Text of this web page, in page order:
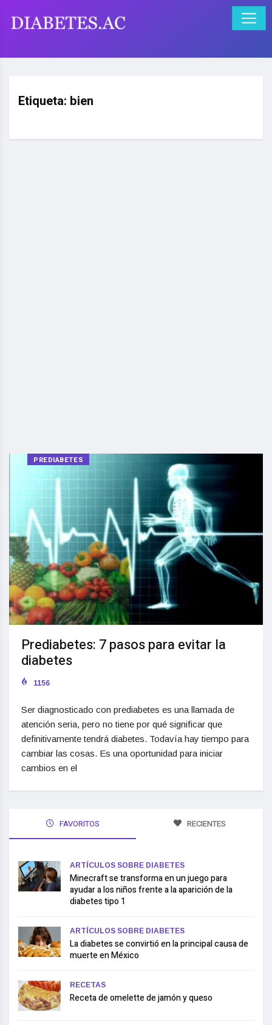
Etiqueta: bien
PREDIABETES
Prediabetes: 7 pasos para evitar la
diabetes
1156
Ser diagnosticado con prediabetes es una llamada de
atención seria, pero no tiene por qué significar que
definitivamente tendrá diabetes. Todavía hay tiempo para
cambiar las cosas. Es una oportunidad para iniciar
cambios en el
FAVORITOS RECIENTES
ARTÍCULOS SOBRE DIABETES
Minecraft se transforma en un juego para
ayudar a los niños frente a la aparición de la
diabetes tipo 1
ARTÍCULOS SOBRE DIABETES
La diabetes se convirtió en la principal causa de
muerte en México
RECETAS
Receta de omelette de jamón y queso